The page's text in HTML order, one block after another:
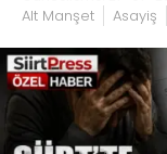
Alt Manşet Asayiş